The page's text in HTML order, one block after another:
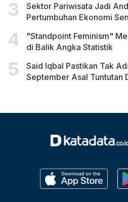
Sektor Pariwisata Jadi
Pertumbuhan Ekonomi
"Standpoint Feminism"
di Balik Angka Statistik
Said Iqbal Pastikan Tak
September Asal Tuntutan